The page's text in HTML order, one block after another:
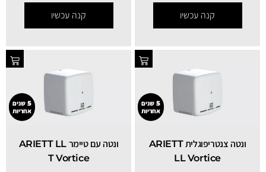
קנה עכשיו קנה עכשיו
ונטה צנטריפוגלית ARIETT
LL Vortice
5 שנים
אחריות
ונטה עם טיימר ARIETT LL
T Vortice
5 שנים
אחריות